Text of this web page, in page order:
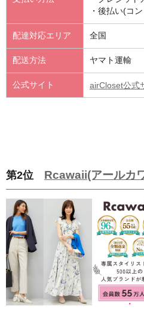
・後払い(コ
配達対応エリア 全国
配送方法 ヤマト運輸
公式サイト airCloset公式
第2位 Rcawaii(アールカ